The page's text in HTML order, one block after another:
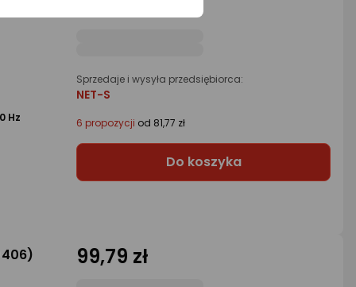
Hz
Sprzedaje i wysyła przedsiębiorca:
NET-S
6 propozycji od 81,77 zł
Do koszyka
99,79 zł